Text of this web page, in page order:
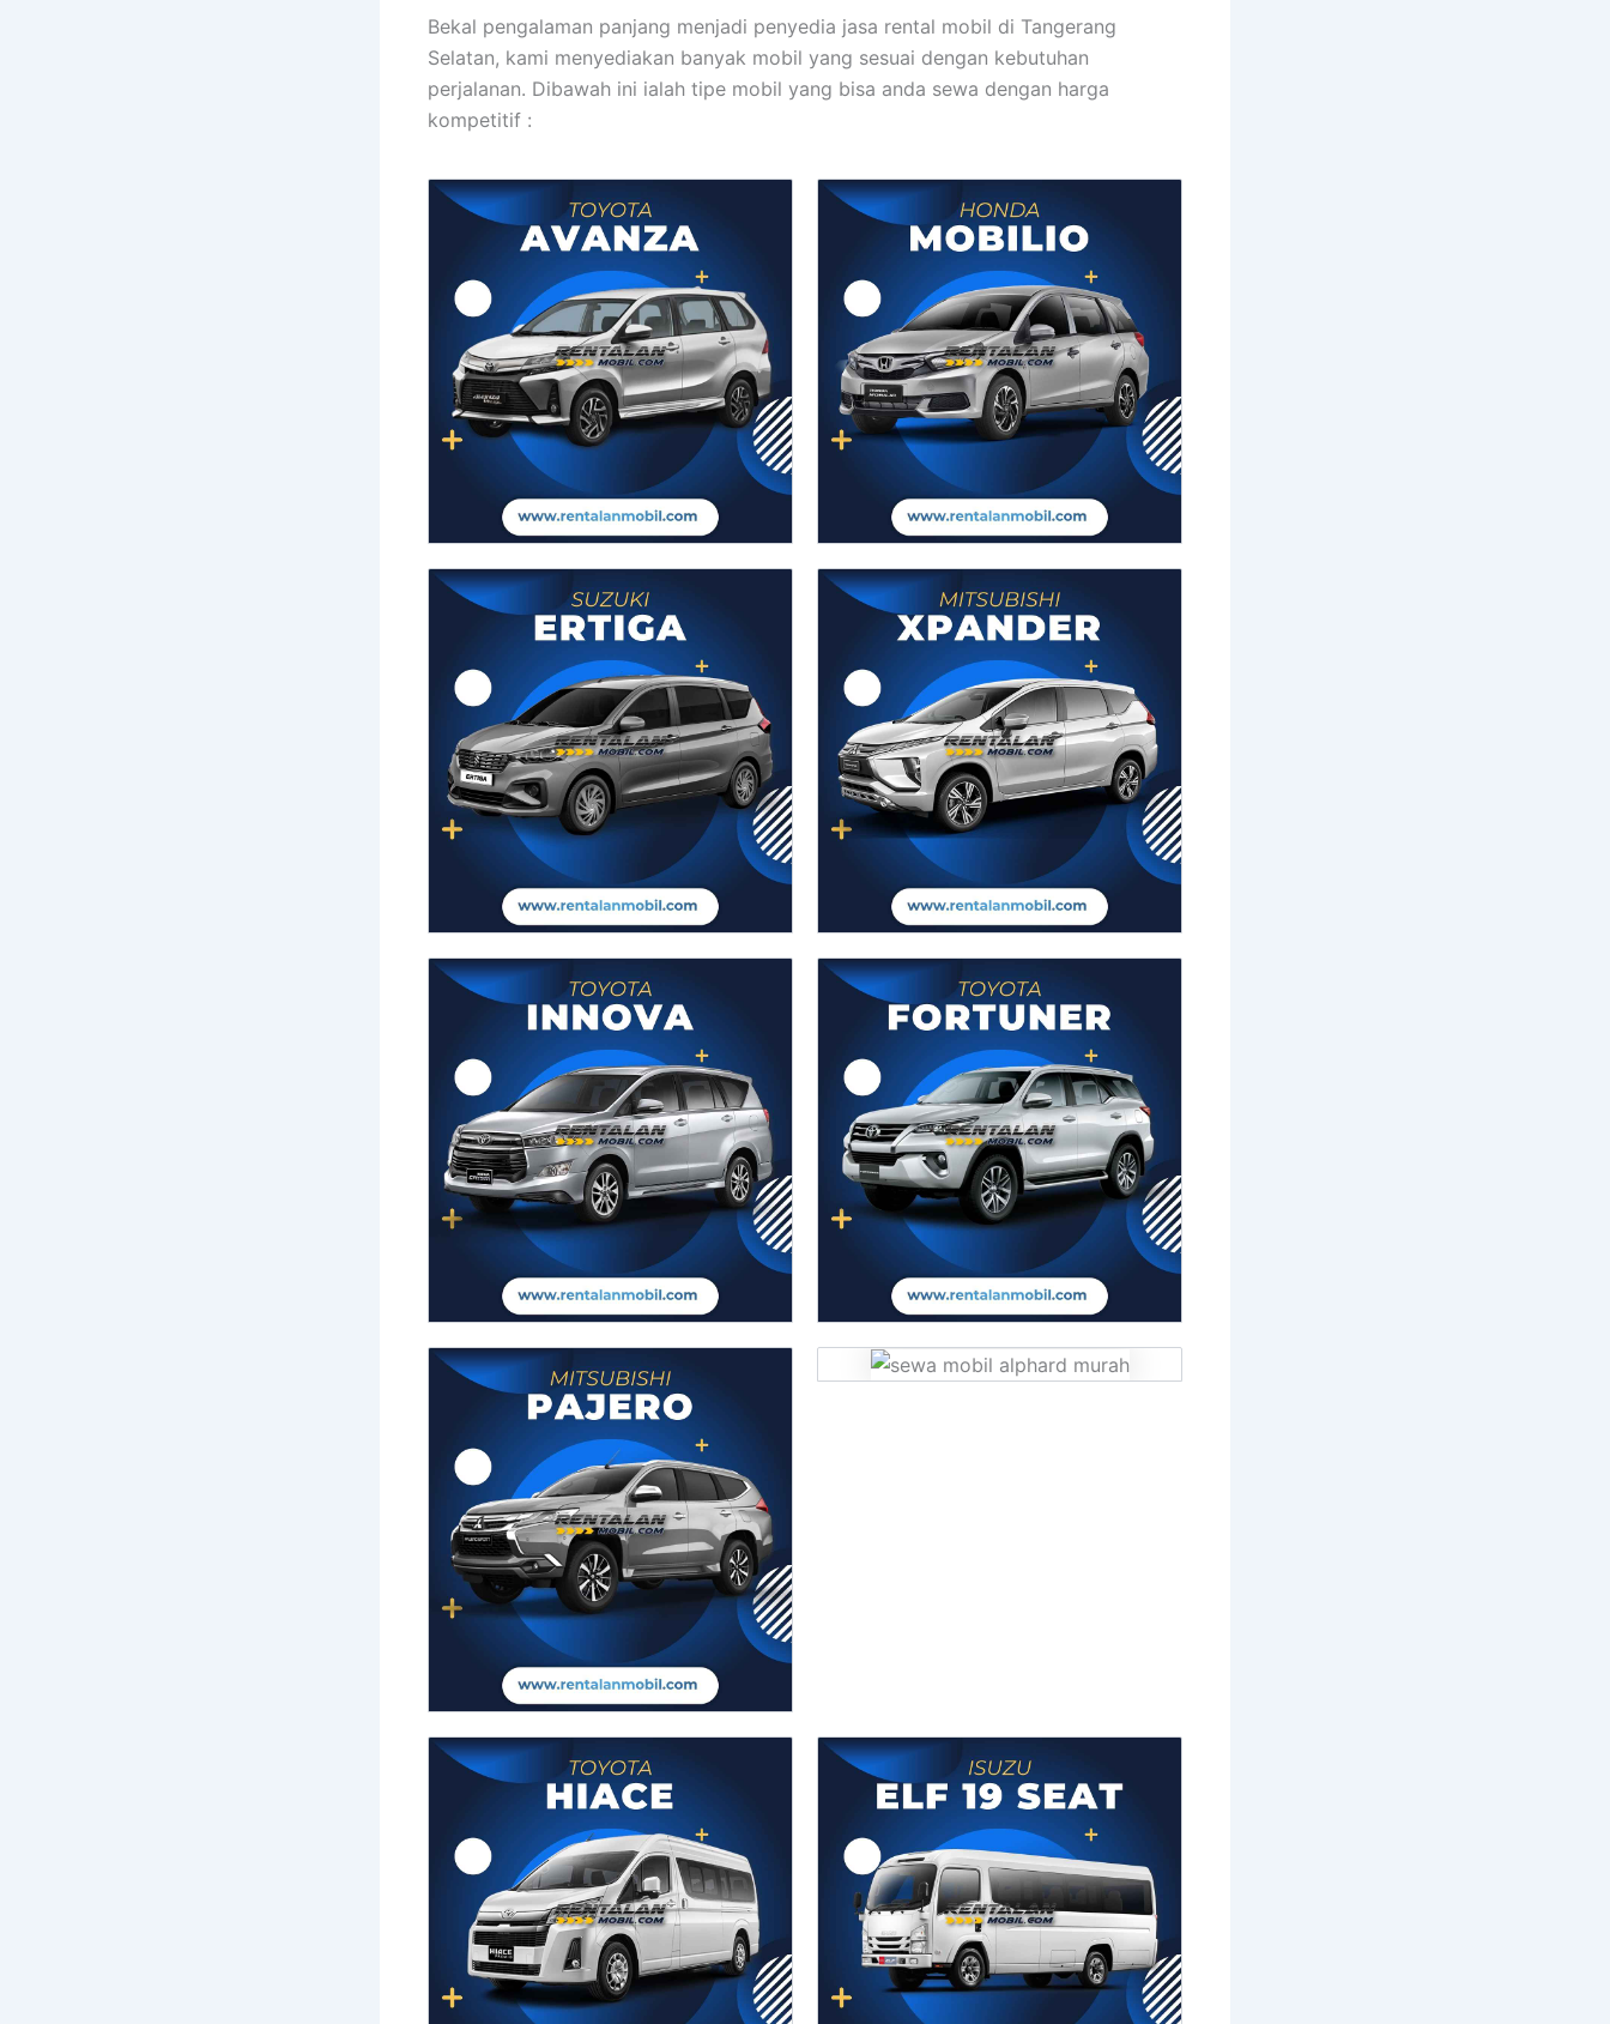
Bekal pengalaman panjang menjadi penyedia jasa rental mobil di Tangerang
Selatan, kami menyediakan banyak mobil yang sesuai dengan kebutuhan
perjalanan. Dibawah ini ialah tipe mobil yang bisa anda sewa dengan harga
kompetitif :